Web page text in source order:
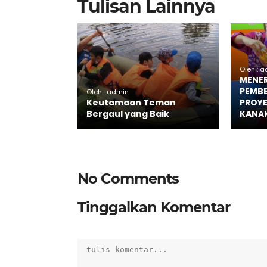
Tulisan Lainnya
Oleh : admin
Keutamaan Teman
Bergaul yang Baik
Oleh :
No Comments
Tinggalkan Komentar